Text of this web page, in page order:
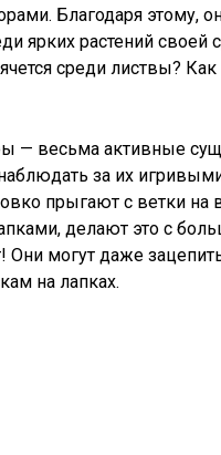
Благодаря этому,
ярких растений своей
среди листвы?
— весьма активные
за их
прыгают с ветки на
делают это с
могут даже
на лапках.